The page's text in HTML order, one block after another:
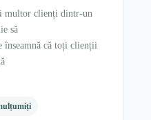
multor clienți dintr-un
să
înseamnă că toți clienții